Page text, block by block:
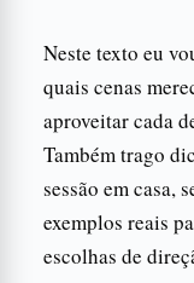
Neste texto eu
quais cenas
aproveitar cada
Também trago
sessão em casa,
exemplos reais
escolhas de